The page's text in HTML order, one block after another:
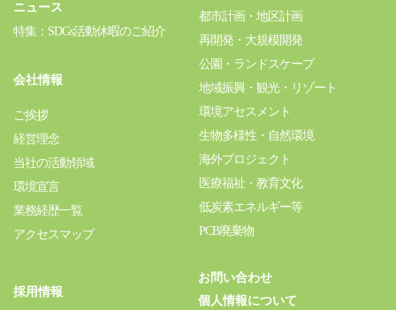
ニュース
特集：SDGs活動休暇のご紹介
会社情報
ご挨拶
経営理念
当社の活動領域
環境宣言
業務経歴一覧
アクセスマップ
都市計画・地区計画
再開発・大規模開発
公園・ランドスケープ
地域振興・観光・リゾート
環境アセスメント
生物多様性・自然環境
海外プロジェクト
医療福祉・教育文化
低炭素エネルギー等
PCB廃棄物
採用情報
お問い合わせ
個人情報について